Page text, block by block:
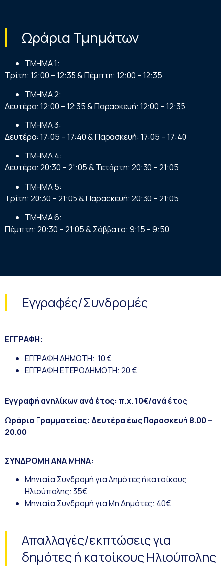
Ωράρια Τμημάτων
ΤΜΗΜΑ 1:
Τρίτη: 12:00 – 12:35 & Πέμπτη: 12:00 – 12:35
ΤΜΗΜΑ 2:
Δευτέρα: 12:00 – 12:35 & Παρασκευή: 12:00 – 12:35
ΤΜΗΜΑ 3:
Δευτέρα: 17:05 – 17:40 & Παρασκευή: 17:05 – 17:40
ΤΜΗΜΑ 4:
Δευτέρα: 20:30 – 21:05 & Τετάρτη: 20:30 – 21:05
ΤΜΗΜΑ 5:
Τρίτη: 20:30 – 21:05 & Παρασκευή: 20:30 – 21:05
ΤΜΗΜΑ 6:
Πέμπτη: 20:30 – 21:05 & Σάββατο: 9:15 – 9:50
Εγγραφές/Συνδρομές
ΕΓΓΡΑΦΗ:
ΕΓΓΡΑΦΗ ΔΗΜΟΤΗ: 10 €
ΕΓΓΡΑΦΗ ΕΤΕΡΟΔΗΜΟΤΗ: 20 €
Εγγραφή ανηλίκων ανά έτος: π.χ. 10€/ανά έτος
Ωράριο Γραμματείας: Δευτέρα έως Παρασκευή 8.00 –
20.00
ΣΥΝΔΡΟΜΗ ΑΝΑ ΜΗΝΑ:
Μηνιαία Συνδρομή για Δημότες ή κατοίκους
Ηλιούπολης: 35€
Μηνιαία Συνδρομή για Μη Δημότες: 40€
Απαλλαγές/εκπτώσεις για
δημότες ή κατοίκους Ηλιούπολης